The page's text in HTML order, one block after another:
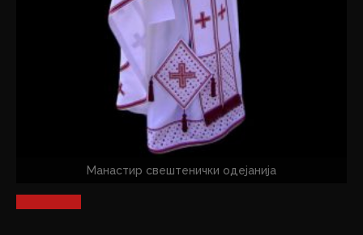
Манастир свештенички одејанија